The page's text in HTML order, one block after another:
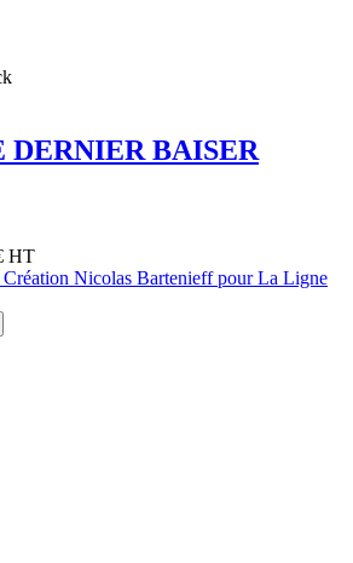
DERNIER BAISER
HT
Nicolas Bartenieff pour La Ligne